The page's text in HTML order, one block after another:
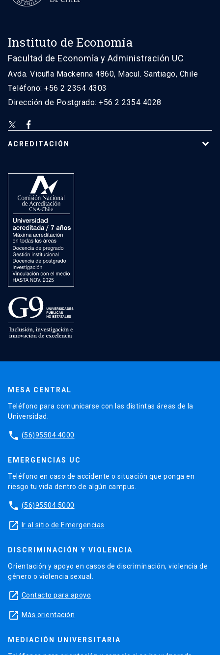
Instituto de Economía
Facultad de Economía y Administración UC
Avda. Vicuña Mackenna 4860, Macul. Santiago, Chile
Teléfono: +56 2 2354 4303
Dirección de Postgrado: +56 2 2354 4028
ACREDITACIÓN
MESA CENTRAL
Teléfono para comunicarse con las distintas áreas de la
Universidad.
phone (56)95504 4000
EMERGENCIAS UC
Teléfono en caso de accidente o situación que ponga en
riesgo tu vida dentro de algún campus.
phone (56)95504 5000
launch Ir al sitio de Emergencias
DISCRIMINACIÓN Y VIOLENCIA
Orientación y apoyo en casos de discriminación, violencia de
género o violencia sexual.
launch Contacto para apoyo
launch Más orientación
MEDIACIÓN UNIVERSITARIA